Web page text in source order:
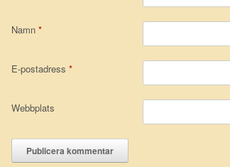
Namn *
E-postadress *
Webbplats